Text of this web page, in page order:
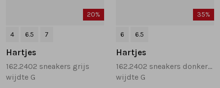
20%
4 6.5 7
Hartjes
162.2402 sneakers grijs
wijdte G
35%
6 6.5
Hartjes
162.2402 sneakers donkerblauw
wijdte G